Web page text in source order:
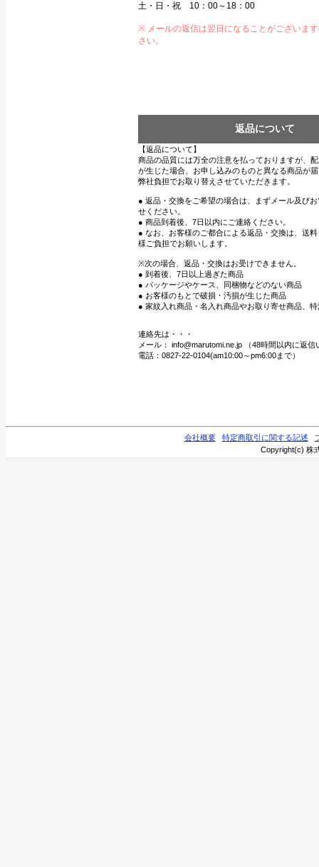
土・日・祝 10：00～18：00
※ メールの返信は翌日になることがございま
さい。
返品について
【返品について】
商品の品質には万全の注意を払っておりますが、
が生じた場合、お申し込みのものと異なる商品が
弊社負担でお取り替えさせていただきます。
● 返品・交換をご希望の場合は、まずメール及び
せください。
● 商品到着後、7日以内にご連絡ください。
● なお、お客様のご都合による返品・交換は、送
様ご負担でお願いします。
※次の場合、返品・交換はお受けできません。
● 到着後、7日以上過ぎた商品
● パッケージやケース、同梱物などのない商品
● お客様のもとで破損・汚損が生じた商品
● 家紋入れ商品・名入れ商品やお取り寄せ商品、
連絡先は・・・
メール： info@marutomi.ne.jp （48時間以内に返信
電話：0827-22-0104(am10:00～pm6:00まで）
会社概要 特定商取引に関する記述
Copyright(c) 株